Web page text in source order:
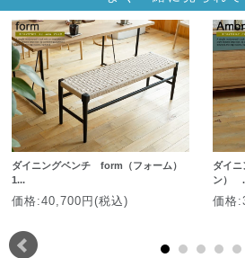
ダイニングベンチ form（フォーム）
1...
価格:40,700円(税込)
ダイ
ン）
価格